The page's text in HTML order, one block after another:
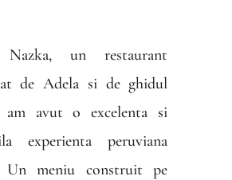
un restaurant
de Adela si de ghidul
am avut o excelenta si
experienta peruviana
Un meniu construit pe